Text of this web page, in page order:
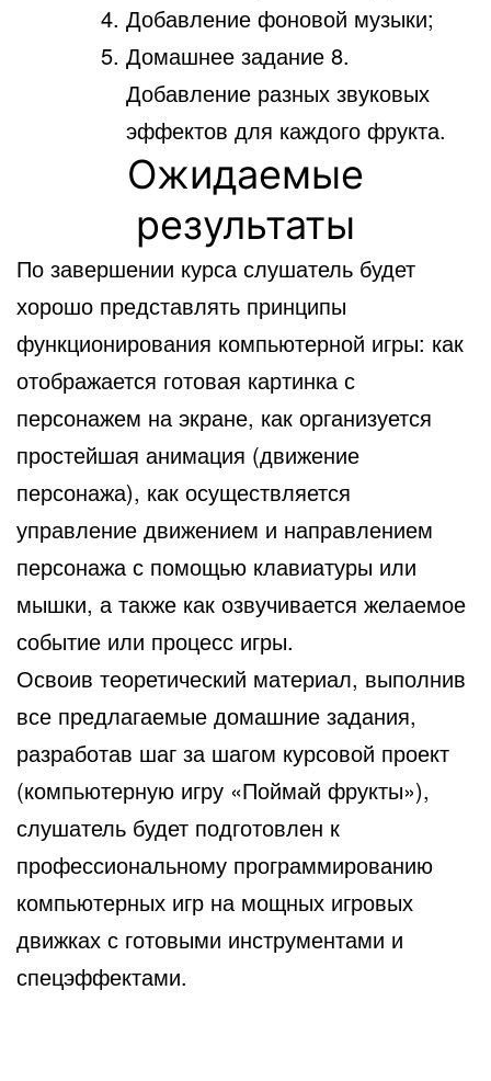
Добавление фоновой музыки;
Домашнее задание 8.
Добавление разных звуковых
эффектов для каждого фрукта.
Ожидаемые
результаты
По завершении курса слушатель будет
хорошо представлять принципы
функционирования компьютерной игры: как
отображается готовая картинка с
персонажем на экране, как организуется
простейшая анимация (движение
персонажа), как осуществляется
управление движением и направлением
персонажа с помощью клавиатуры или
мышки, а также как озвучивается желаемое
событие или процесс игры.
Освоив теоретический материал, выполнив
все предлагаемые домашние задания,
разработав шаг за шагом курсовой проект
(компьютерную игру «Поймай фрукты»),
слушатель будет подготовлен к
профессиональному программированию
компьютерных игр на мощных игровых
движках с готовыми инструментами и
спецэффектами.